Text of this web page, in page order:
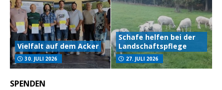
Vielfalt auf dem Acker
30. JULI 2026
Schafe helfen bei der
Landschaftspflege
27. JULI 2026
SPENDEN